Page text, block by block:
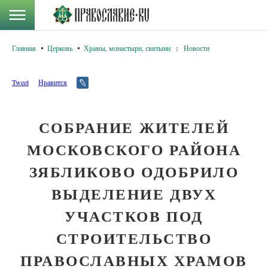
Главная Церковь Храмы, монастыри, святыни : Новости
Tweet Нравится
СОБРАНИЕ ЖИТЕЛЕЙ
МОСКОВСКОГО РАЙОНА
ЗЯБЛИКОВО ОДОБРИЛО
ВЫДЕЛЕНИЕ ДВУХ
УЧАСТКОВ ПОД
СТРОИТЕЛЬСТВО
ПРАВОСЛАВНЫХ ХРАМОВ